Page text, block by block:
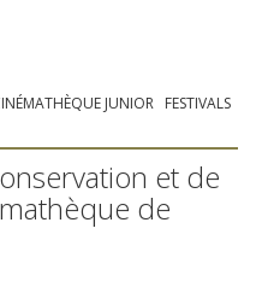
JUNIOR FESTIVALS
et de
de